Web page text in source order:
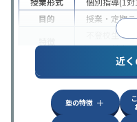
目的
授業・定期
不登校生に
ライン対応
近
塾の特徴